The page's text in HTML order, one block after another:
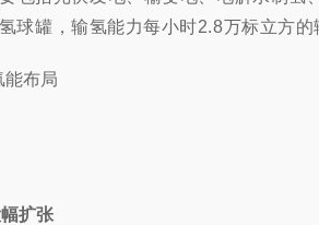
球罐，输氢能力每小时2.8万标立方
能布局
扩张